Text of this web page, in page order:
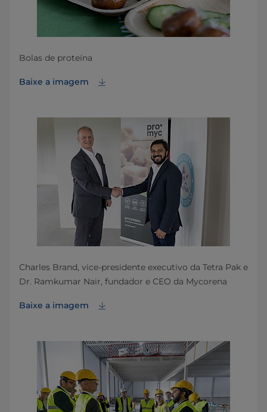
Bolas de proteína
Baixe a imagem
Charles Brand, vice-presidente executivo da Tetra Pak e
Dr. Ramkumar Nair, fundador e CEO da Mycorena
Baixe a imagem